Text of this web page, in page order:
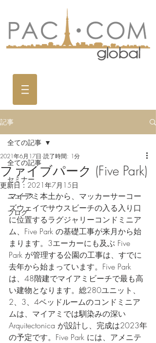
記事
全ての記事
セミナー
ニュース
ブログ
全ての記事
ファイブパーク (Five Park)
2021年6月17日 読了時間: 1分
更新日： 2021年7月15日
マイアミ本土から、マッカーサーコー
ズウェイでサウスビーチの入る入り口
に位置するラグジャリーコンドミニア
ム、Five Park の基礎工事が来月から始
まります。3エーカーにも及ぶ Five
Park が管理する公園の工事は、すでに
去年から始まっています。Five Park
は、48階建でマイアミビーチで最も高
い建物となります。総280ユニット、
2、3、4ベッドルームのコンドミニア
ムは、マイアミでは馴染みの深い
Arquitectonica が設計し、完成は2023年
の予定です。Five Park には、アメニテ